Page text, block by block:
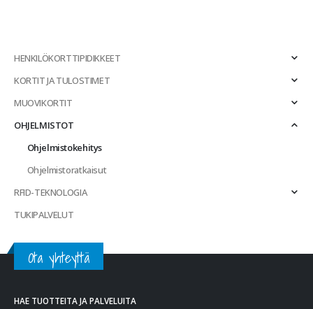
HENKILÖKORTTIPIDIKKEET
KORTIT JA TULOSTIMET
MUOVIKORTIT
OHJELMISTOT
Ohjelmistokehitys
Ohjelmistoratkaisut
RFID-TEKNOLOGIA
TUKIPALVELUT
Ota yhteyttä
HAE TUOTTEITA JA PALVELUITA